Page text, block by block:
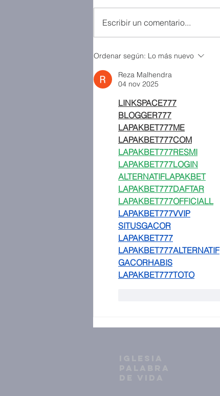
Escribir un comentario...
Ordenar según: Lo más nuevo
Reza Malhendra
04 nov 2025
LINKSPACE777
BLOGGER777
LAPAKBET777ME
LAPAKBET777COM
LAPAKBET777RESMI
LAPAKBET777LOGIN
ALTERNATIFLAPAKBET
LAPAKBET777DAFTAR
LAPAKBET777OFFICIALL
LAPAKBET777VVIP
SITUSGACOR
LAPAKBET777
LAPAKBET777ALTERNATIF
GACORHABIS
LAPAKBET777TOTO